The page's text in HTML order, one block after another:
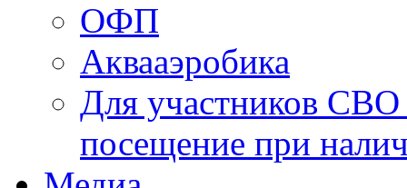
ОФП
Аквааэробика
Для участников СВО
посещение при